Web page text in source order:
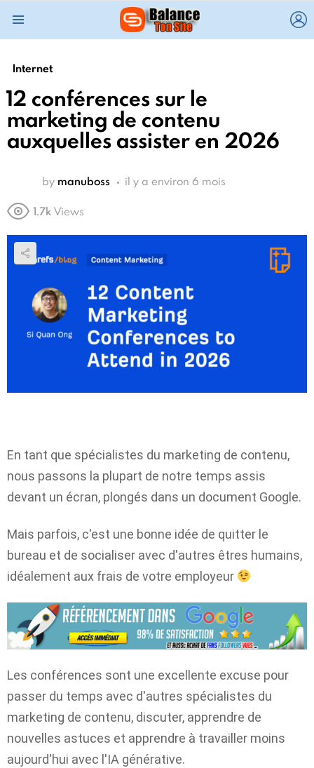
Internet
12 conférences sur le
marketing de contenu
auxquelles assister en 2026
by manuboss il y a environ 6 mois
1.7k Views
En tant que spécialistes du marketing de contenu,
nous passons la plupart de notre temps assis
devant un écran, plongés dans un document Google.
Mais parfois, c'est une bonne idée de quitter le
bureau et de socialiser avec d'autres êtres humains,
idéalement aux frais de votre employeur
Les conférences sont une excellente excuse pour
passer du temps avec d'autres spécialistes du
marketing de contenu, discuter, apprendre de
nouvelles astuces et apprendre à travailler moins
aujourd'hui avec l'IA générative.